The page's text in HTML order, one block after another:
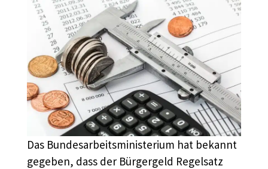
Das Bundesarbeitsministerium hat bekannt
gegeben, dass der Bürgergeld Regelsatz